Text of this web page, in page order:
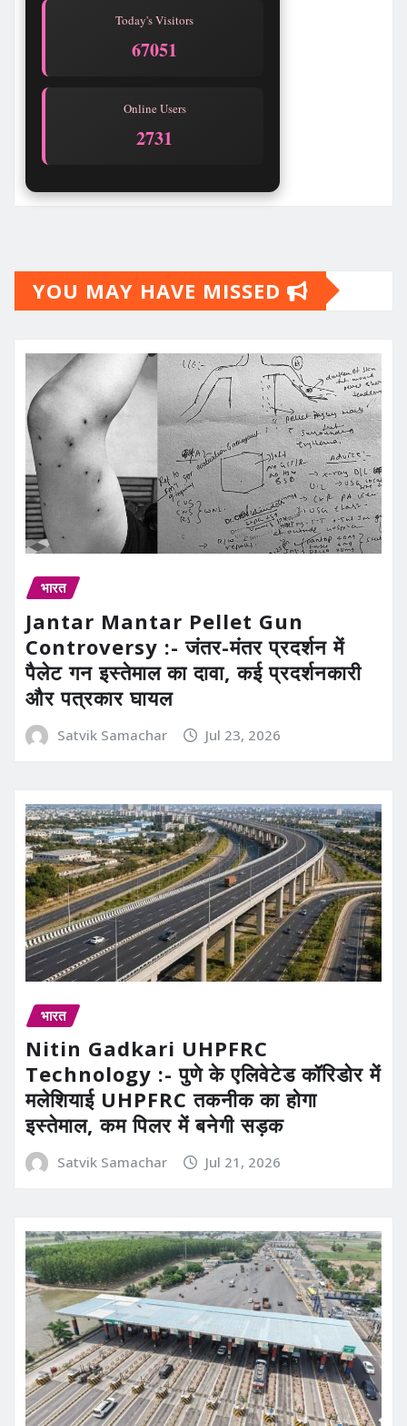
Today's Visitors
67052
Online Users
2731
YOU MAY HAVE MISSED
भारत
Jantar Mantar Pellet Gun
Controversy :- जंतर-मंतर प्रदर्शन में
पैलेट गन इस्तेमाल का दावा, कई प्रदर्शनकारी
और पत्रकार घायल
Satvik Samachar Jul 23, 2026
भारत
Nitin Gadkari UHPFRC
Technology :- पुणे के एलिवेटेड कॉरिडोर में
मलेशियाई UHPFRC तकनीक का होगा
इस्तेमाल, कम पिलर में बनेगी सड़क
Satvik Samachar Jul 21, 2026